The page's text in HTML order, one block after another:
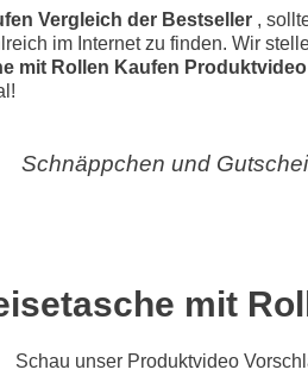
Vergleich der Bestseller ,
im Internet zu finden. Wir
mit Rollen Kaufen
Schnäppchen und
mit
Schau unser Produktvideo